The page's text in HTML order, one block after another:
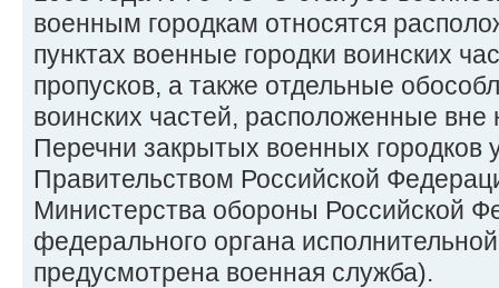
военным городкам относятся
пунктах военные городки воинских
пропусков, а также отдельные
воинских частей, расположенные вне
Перечни закрытых военных городков
Правительством Российской
Министерства обороны Российской
федерального органа
предусмотрена военная служба).